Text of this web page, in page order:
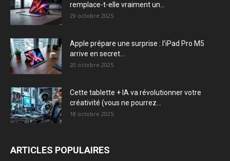
remplace-t-elle vraiment un...
29 octobre 2025
Apple prépare une surprise : l’iPad Pro M5
arrive en secret...
20 octobre 2025
Cette tablette + IA va révolutionner votre
créativité (vous ne pourrez...
18 octobre 2025
ARTICLES POPULAIRES